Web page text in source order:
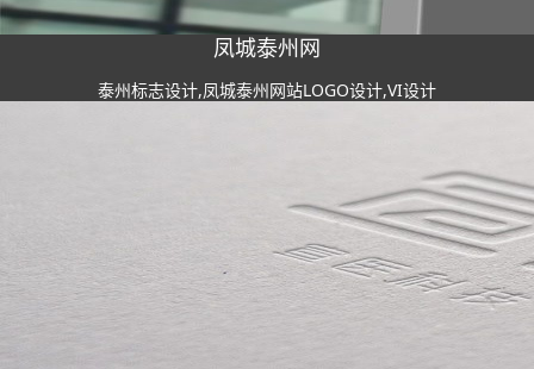
凤城泰州网
泰州标志设计,凤城泰州网站LOGO设计,VI设计